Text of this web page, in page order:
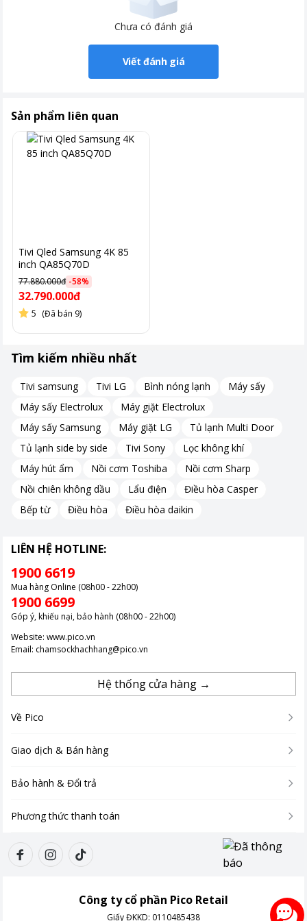
Trên 20 triệu
Chưa có đánh giá
Viết đánh giá
Sản phẩm liên quan
Tivi Qled Samsung 4K 85
inch QA85Q70D
77.880.000đ -58%
32.790.000đ
5 (Đã bán 9)
Tìm kiếm nhiều nhất
Tivi samsung Tivi LG Bình nóng lạnh
Máy sấy
Máy sấy Electrolux
Máy giặt Electrolux
Máy sấy Samsung
Máy giặt LG
Tủ lạnh Multi Door
Tủ lạnh side by side
Tivi Sony
Lọc không khí
Máy hút ẩm
Nồi cơm Toshiba
Nồi cơm Sharp
Nồi chiên không dầu
Lẩu điện
Điều hòa Casper
Bếp từ
Điều hòa Điều hòa daikin
LIÊN HỆ HOTLINE:
1900 6619
Mua hàng Online (08h00 - 22h00)
1900 6699
Góp ý, khiếu nại, bảo hành (08h00 - 22h00)
Website: www.pico.vn
Email: chamsockhachhang@pico.vn
Hệ thống cửa hàng →
Về Pico
Giao dịch & Bán hàng
Bảo hành & Đổi trả
Phương thức thanh toán
Công ty cổ phần Pico Retail
Giấy ĐKKD: 0110485438